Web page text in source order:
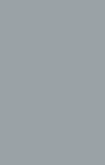
sich auf eine
zu bewerten,
Lage,
Verhalten,
oder
in einer Weise, auf